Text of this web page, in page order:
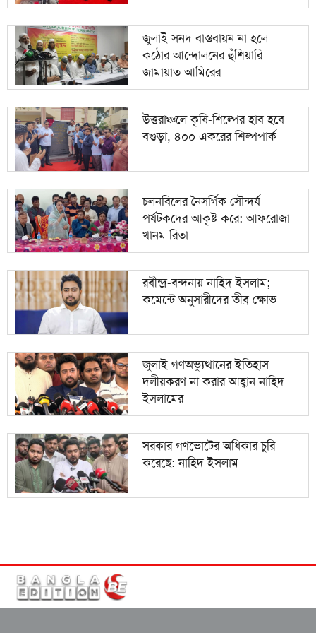
জুলাই সনদ বাস্তবায়ন না হলে
কঠোর আন্দোলনের হুঁশিয়ারি
জামায়াত আমিরের
উত্তরাঞ্চলে কৃষি-শিল্পের হাব হবে
বগুড়া, ৪০০ একরের শিল্পপার্ক
চলনবিলের নৈসর্গিক সৌন্দর্য
পর্যটকদের আকৃষ্ট করে: আফরোজা
খানম রিতা
রবীন্দ্র-বন্দনায় নাহিদ ইসলাম;
কমেন্টে অনুসারীদের তীব্র ক্ষোভ
জুলাই গণঅভ্যুত্থানের ইতিহাস
দলীয়করণ না করার আহ্বান নাহিদ
ইসলামের
সরকার গণভোটের অধিকার চুরি
করেছে: নাহিদ ইসলাম